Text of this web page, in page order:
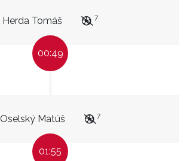
Herda Tomáš 7
00:49
Oselský Matúš 7
01:55